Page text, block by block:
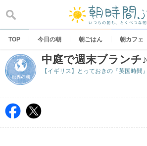
content
TOP 今日の朝 朝ごはん 朝カフェ
中庭で週末ブランチ♪
【イギリス】とっておきの『英国時間』